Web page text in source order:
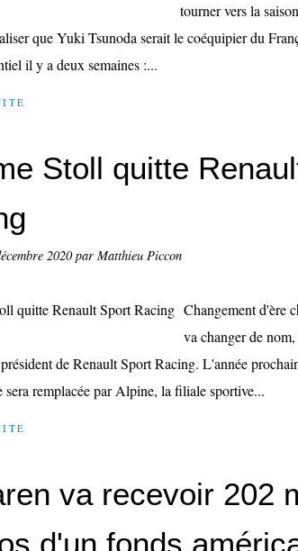
tourner vers la
que Yuki Tsunoda serait le coéquipier du
il y a deux semaines :...
Stoll quitte
2020par Matthieu Piccon
Changement d'ère
va changer de
de Renault Sport Racing. L'année
sera remplacée par Alpine, la filiale sportive...
va recevoir 202
d'un fonds